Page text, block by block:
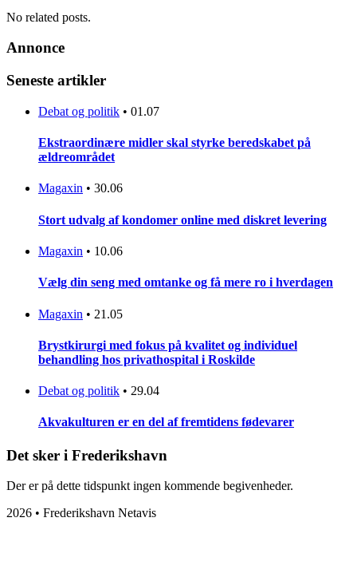
No related posts.
Annonce
Seneste artikler
Debat og politik • 01.07
Ekstraordinære midler skal styrke beredskabet på
ældreområdet
Magaxin • 30.06
Stort udvalg af kondomer online med diskret levering
Magaxin • 10.06
Vælg din seng med omtanke og få mere ro i hverdagen
Magaxin • 21.05
Brystkirurgi med fokus på kvalitet og individuel
behandling hos privathospital i Roskilde
Debat og politik • 29.04
Akvakulturen er en del af fremtidens fødevarer
Det sker i Frederikshavn
Der er på dette tidspunkt ingen kommende begivenheder.
2026 • Frederikshavn Netavis